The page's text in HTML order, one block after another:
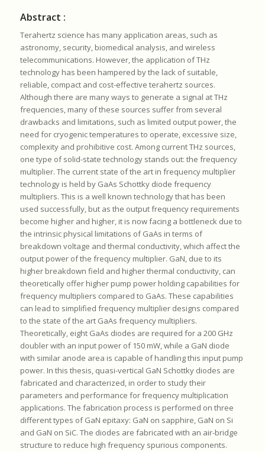
Abstract :
Terahertz science has many application areas, such as
astronomy, security, biomedical analysis, and wireless
telecommunications. However, the application of THz
technology has been hampered by the lack of suitable,
reliable, compact and cost-effective terahertz sources.
Although there are many ways to generate a signal at THz
frequencies, many of these sources suffer from several
drawbacks and limitations, such as limited output power, the
need for cryogenic temperatures to operate, excessive size,
complexity and prohibitive cost. Among current THz sources,
one type of solid-state technology stands out: the frequency
multiplier. The current state of the art in frequency multiplier
technology is held by GaAs Schottky diode frequency
multipliers. This is a well known technology that has been
used successfully, but as the output frequency requirements
become higher and higher, it is now facing a bottleneck due to
the intrinsic physical limitations of GaAs in terms of
breakdown voltage and thermal conductivity, which affect the
output power of the frequency multiplier. GaN, due to its
higher breakdown field and higher thermal conductivity, can
theoretically offer higher pump power holding capabilities for
frequency multipliers compared to GaAs. These capabilities
can lead to simplified frequency multiplier designs compared
to the state of the art GaAs frequency multipliers.
Theoretically, eight GaAs diodes are required for a 200 GHz
doubler with an input power of 150 mW, while a GaN diode
with similar anode area is capable of handling this input pump
power. In this thesis, quasi-vertical GaN Schottky diodes are
fabricated and characterized, in order to study their
parameters and performance for frequency multiplication
applications. The fabrication process is performed on three
different types of GaN epitaxy: GaN on sapphire, GaN on Si
and GaN on SiC. The diodes are fabricated with an air-bridge
structure to reduce high frequency spurious components.